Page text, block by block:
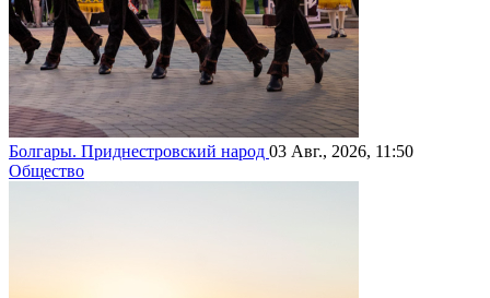
Болгары. Приднестровский народ 03 Авг., 2026, 11:50
Общество